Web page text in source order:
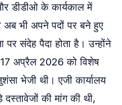
डीडीओ के कार्यकाल में
अब भी अपने पदों पर बने हुए
पर संदेह पैदा होता है। उन्होंने
17 अप्रैल 2026 को विशेष
भेजी थी। एजी कार्यालय
की मांग की थी,